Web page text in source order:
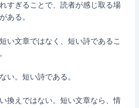
すぎることで、読者が感じ取る場
ある。
い文章ではなく、短い詩であるこ
い。短い詩である。
換えではない。短い文章なら、情